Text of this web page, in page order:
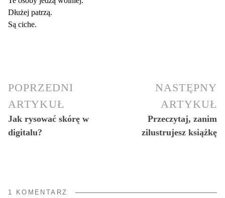
Dłużej patrzą.
Są ciche.
POPRZEDNI
ARTYKUŁ
Jak rysować skórę w
digitalu?
NASTĘPNY
ARTYKUŁ
Przeczytaj, zanim
zilustrujesz książkę
1 KOMENTARZ